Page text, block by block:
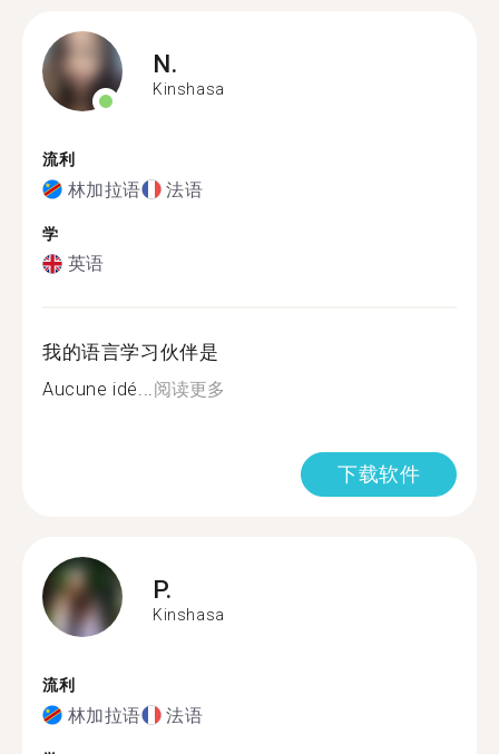
N.
Kinshasa
流利
林加拉语 法语
学
英语
我的语言学习伙伴是
Aucune idé...阅读更多
下载软件
P.
Kinshasa
流利
林加拉语 法语